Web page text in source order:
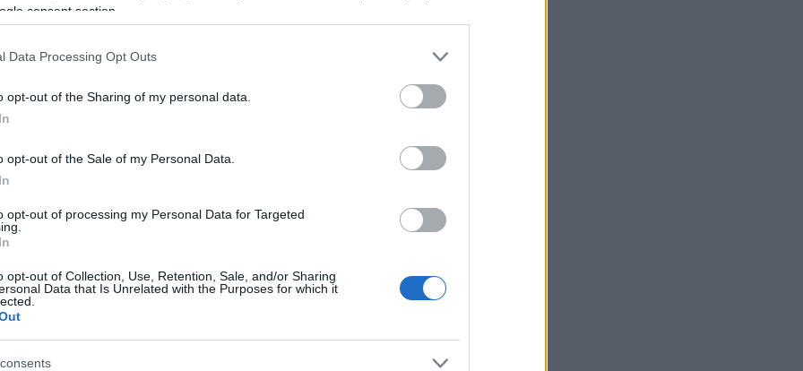
consent section.
Data Processing Opt Outs
opt-out of the Sharing of my personal data.
opt-out of the Sale of my Personal Data.
opt-out of processing my Personal Data for Targeted
opt-out of Collection, Use, Retention, Sale, and/or Sharing
Data that Is Unrelated with the Purposes for which it